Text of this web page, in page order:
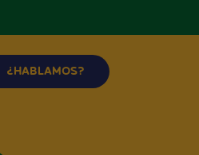
¿HABLAMOS?